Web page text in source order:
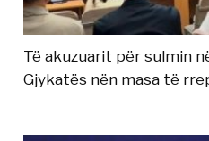
Të akuzuarit për sulmin
Gjykatës nën masa të